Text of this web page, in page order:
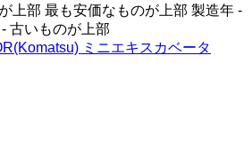
上部 最も安価なものが上部 製造年 -
古いものが上部